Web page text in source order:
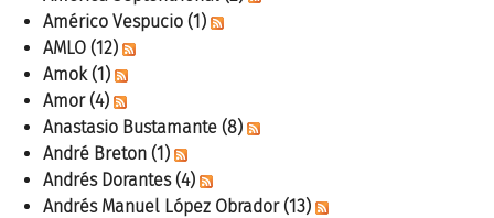
Américo Vespucio (1)
AMLO (12)
Amok (1)
Amor (4)
Anastasio Bustamante (8)
André Breton (1)
Andrés Dorantes (4)
Andrés Manuel López Obrador (13)